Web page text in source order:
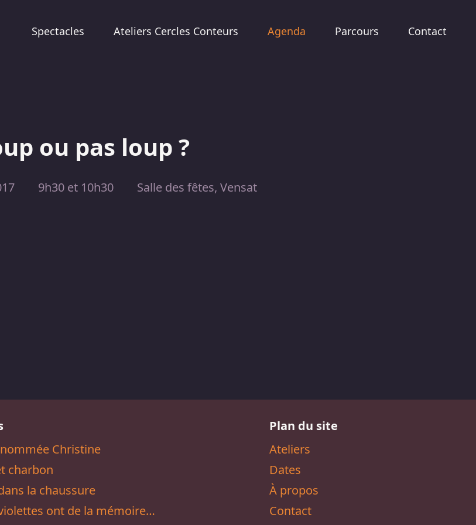
Spectacles Ateliers Cercles Conteurs Agenda Parcours Contact
ou pas loup ?
9h30 et 10h30 Salle des fêtes, Vensat
Christine
charbon
la chaussure
ont de la mémoire…
Plan du site
Ateliers
Dates
À propos
Contact